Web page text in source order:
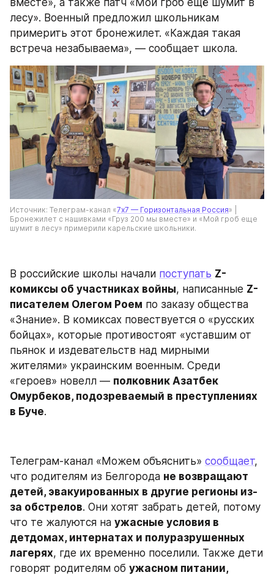
лесу». Военный предложил школьникам
примерить этот бронежилет. «Каждая такая
встреча незабываема», — сообщает школа.
Источник: Телеграм-канал «7х7 — Горизонтальная Россия» |
Бронежилет с нашивками «Груз 200 мы вместе» и «Мой гроб еще
шумит в лесу» примерили карельские школьники.
В российские школы начали поступать Z-
комиксы об участниках войны, написанные Z-
писателем Олегом Роем по заказу общества
«Знание». В комиксах повествуется о «русских
бойцах», которые противостоят «уставшим от
пьянок и издевательств над мирными
жителями» украинским военным. Среди
«героев» новелл — полковник Азатбек
Омурбеков, подозреваемый в преступлениях
в Буче.
Телеграм-канал «Можем объяснить» сообщает,
что родителям из Белгорода не возвращают
детей, эвакуированных в другие регионы из-
за обстрелов. Они хотят забрать детей, потому
что те жалуются на ужасные условия в
детдомах, интернатах и полуразрушенных
лагерях, где их временно поселили. Также дети
говорят родителям об ужасном питании,